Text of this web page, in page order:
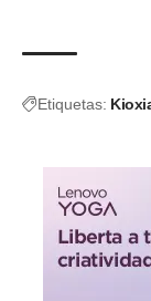
Etiquetas: